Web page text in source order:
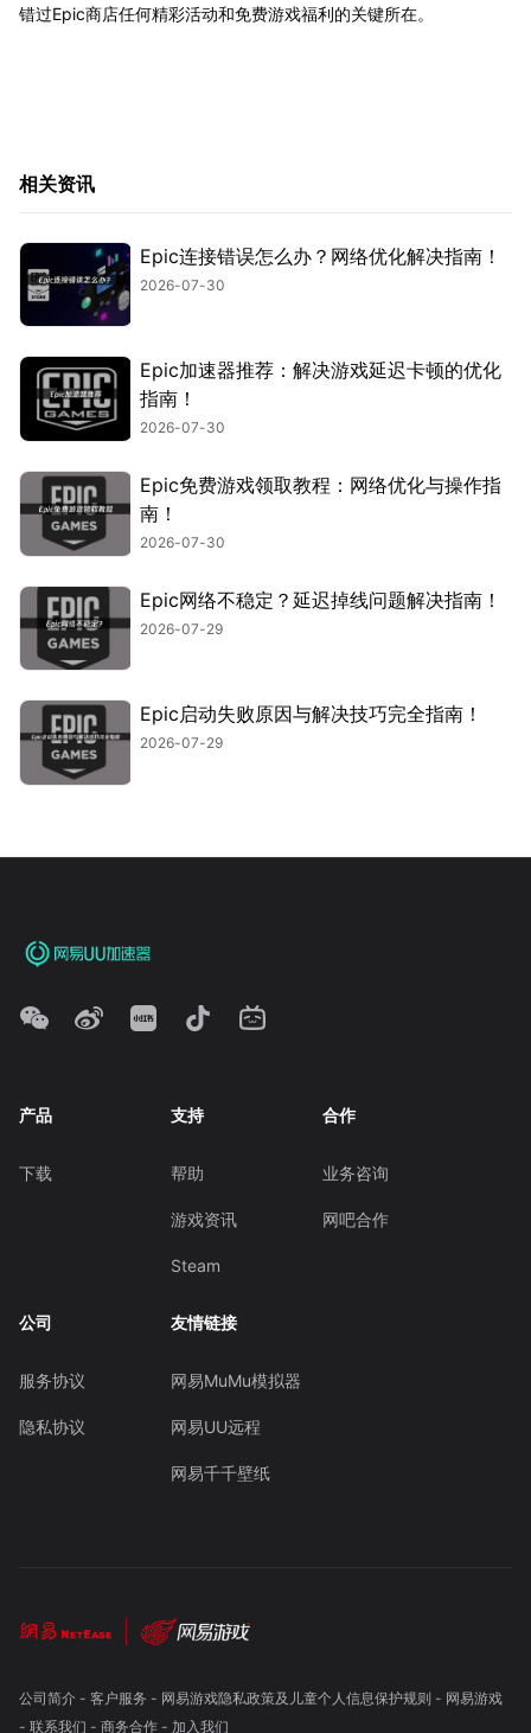
错过Epic商店任何精彩活动和免费游戏福利的关键所在。
相关资讯
Epic连接错误怎么办？网络优化解决指南！
2026-07-30
Epic加速器推荐：解决游戏延迟卡顿的优化
指南！
2026-07-30
Epic免费游戏领取教程：网络优化与操作指
南！
2026-07-30
Epic网络不稳定？延迟掉线问题解决指南！
2026-07-29
Epic启动失败原因与解决技巧完全指南！
2026-07-29
产品
下载
支持
帮助
游戏资讯
Steam
合作
业务咨询
网吧合作
公司
服务协议
隐私协议
友情链接
网易MuMu模拟器
网易UU远程
网易千千壁纸
公司简介- 客户服务 - 网易游戏隐私政策及儿童个人信息保护规则 - 网易游戏
- 联系我们 - 商务合作- 加入我们